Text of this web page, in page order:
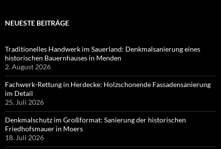
NEUESTE BEITRÄGE
Traditionelles Handwerk im Sauerland: Denkmalsanierung eines
historischen Bauernhauses in Menden
2. August 2026
Fachwerk-Rettung in Herdecke: Holzschonende Fassadensanierung
im Detail
25. Juli 2026
Denkmalschutz im Großformat: Sanierung der historischen
Friedhofsmauer in Moers
18. Juli 2026